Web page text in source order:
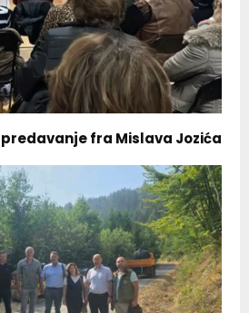
fra Mislava Jozića